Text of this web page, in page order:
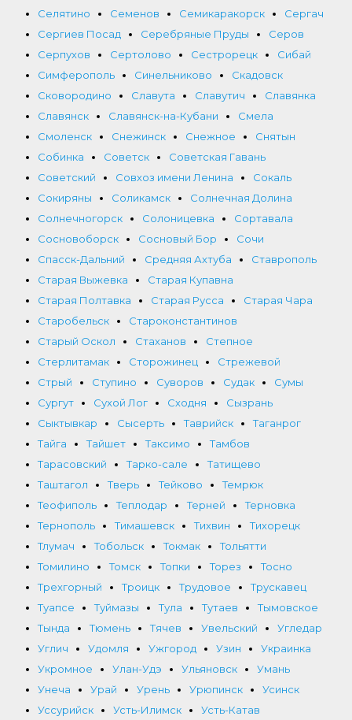
Селятино
Семенов Семикаракорск
Сергач
Сергиев Посад
Серебряные Пруды
Серов
Серпухов
Сертолово Сестрорецк
Сибай
Симферополь
Синельниково
Скадовск
Сковородино
Славута Славутич
Славянка
Славянск
Славянск-на-Кубани
Смела
Смоленск
Снежинск Снежное
Снятын
Собинка
Советск
Советская Гавань
Советский
Совхоз имени Ленина
Сокаль
Сокиряны
Соликамск
Солнечная Долина
Солнечногорск
Солоницевка
Сортавала
Сосновоборск
Сосновый Бор
Сочи
Спасск-Дальний
Средняя Ахтуба
Ставрополь
Старая Выжевка
Старая Купавна
Старая Полтавка
Старая Русса
Старая Чара
Старобельск
Староконстантинов
Старый Оскол
Стаханов
Степное
Стерлитамак
Сторожинец
Стрежевой
Стрый
Ступино Суворов Судак
Сумы
Сургут
Сухой Лог Сходня
Сызрань
Сыктывкар
Сысерть Таврийск
Таганрог
Тайга
Тайшет Таксимо
Тамбов
Тарасовский
Тарко-сале
Татищево
Таштагол
Тверь Тейково
Темрюк
Теофиполь
Теплодар Терней
Терновка
Тернополь
Тимашевск Тихвин
Тихорецк
Тлумач
Тобольск Токмак
Тольятти
Томилино
Томск Топки Торез
Тосно
Трехгорный
Троицк Трудовое
Трускавец
Туапсе
Туймазы Тула Тутаев
Тымовское
Тында
Тюмень Тячев Увельский
Угледар
Углич
Удомля Ужгород Узин
Украинка
Укромное
Улан-Удэ Ульяновск
Умань
Унеча
Урай Урень Урюпинск
Усинск
Уссурийск
Усть-Илимск
Усть-Катав